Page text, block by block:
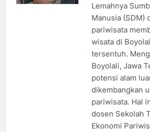
Lemahnya
Manusia (SDM)
pariwisata
wisata di
tersentuh.
Boyolali, Jawa
potensi alam
dikembangkan
pariwisata. Hal
dosen Sekolah
Ekonomi